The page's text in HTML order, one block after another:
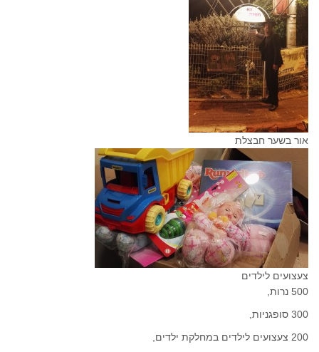
אור בשער חבצלת
צעצועים לילדים
500 נרות,
300 סופגניות,
200 צעצועים לילדים במחלקת ילדים,